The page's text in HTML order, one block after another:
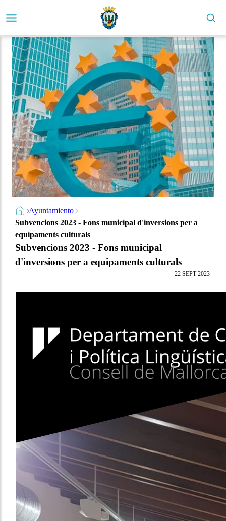
Ayuntamiento
Subvencions 2023 - Fons municipal d'inversions per a
equipaments culturals
Subvencions 2023 - Fons municipal
d'inversions per a equipaments culturals
22 SEPT 2023